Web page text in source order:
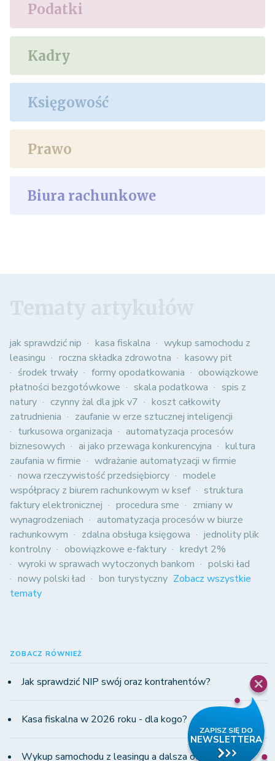
Podatki
Kadry
Księgowość
Prawo
Biura rachunkowe
jak sprawdzić nip kasa fiskalna
wykup samochodu z
leasingu
roczna składka zdrowotna
kasowy pit
środek trwały
formy opodatkowania
obowiązkowe
płatności bezgotówkowe
skala podatkowa
spis z
natury
czynny żal dla jpk v7
koszt całkowity
zatrudnienia
zaufanie w erze sztucznej inteligencji
turkusowa organizacja
automatyzacja procesów
biznesowych
ai jako przewaga konkurencyjna
kultura
zaufania w firmie
wdrażanie automatyzacji w firmie
nowa rzeczywistość przedsiębiorcy
modele
współpracy z biurem rachunkowym w ksef
struktura
faktury elektronicznej
procedura sme
zmiany w
wynagrodzeniach
automatyzacja procesów w biurze
rachunkowym
zdalna obsługa księgowa
jednolity plik
kontrolny
obowiązkowe e-faktury
kredyt 2%
wyroki w sprawach wytoczonych bankom
polski ład
nowy polski ład
bon turystyczny Zobacz wszystkie
tematy
ZOBACZ RÓWNIEŻ
Jak sprawdzić NIP swój oraz kontrahentów?
Kasa fiskalna w 2026 roku - dla kogo?
Wykup samochodu z leasingu a dalsza odsprzedaż